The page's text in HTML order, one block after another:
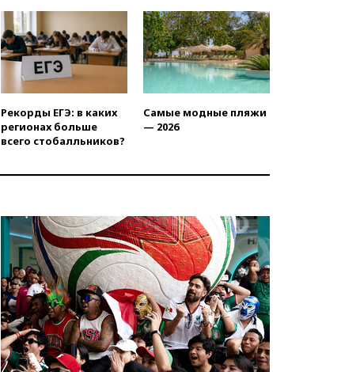
республиканцев поддержать
Вэнса на выборах 2028 года
вчера, 19:20Число ломбардов
в РФ превысило максимум
2022 года
аэропорт Геленджика
возобновили работу
званий добровольцам
Финляндии приходит в упадок
без российских туристов
вчера, 18:35В Жуковском и
аэропорту Геленджика
введены ограничения
вчера, 18:21Зюганов
присоединился к критике
«Яблока»
вчера, 18:15Четыре человека
Рекорды ЕГЭ: в каких
регионах больше
всего стобалльников?
Самые модные пляжи
— 2026